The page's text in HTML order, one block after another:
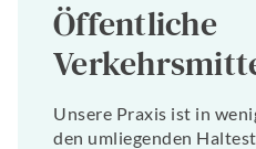
Öffentliche
Unsere Praxis ist in
den umliegenden